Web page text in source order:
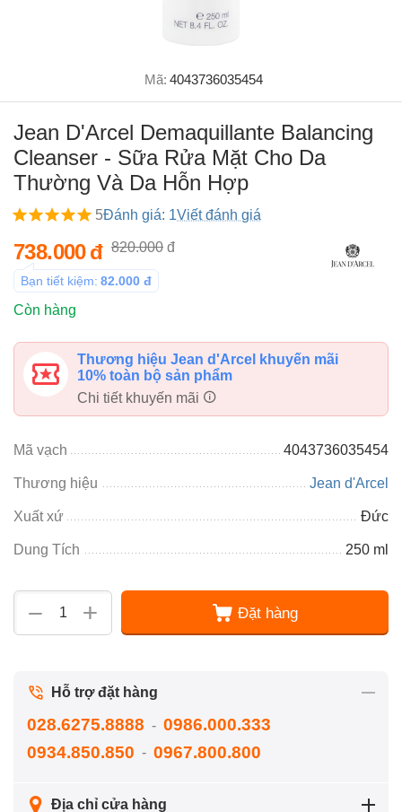
Mã: 4043736035454
Jean D'Arcel Demaquillante Balancing
Cleanser - Sữa Rửa Mặt Cho Da
Thường Và Da Hỗn Hợp
5Đánh giá: 1Viết đánh giá
738.000đ 820.000 đ
Bạn tiết kiệm: 82.000 đ
Còn hàng
Thương hiệu Jean d'Arcel khuyến mãi
10% toàn bộ sản phẩm
Chi tiết khuyến mãi
Mã vạch 4043736035454
Thương hiệu Jean d'Arcel
Xuất xứ Đức
Dung Tích 250 ml
+
− Đặt hàng
Hỗ trợ đặt hàng
028.6275.8888 - 0986.000.333
0934.850.850 - 0967.800.800
Địa chỉ cửa hàng